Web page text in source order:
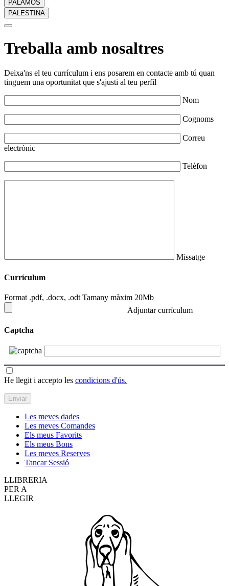
PALAMÓS
PALESTINA
Treballa amb nosaltres
Deixa'ns el teu currículum i ens posarem en contacte amb tú quan
tinguem una oportunitat que s'ajusti al teu perfil
Nom
Cognoms
Correu
electrònic
Telèfon
Missatge
Currículum
Format .pdf, .docx, .odt Tamany màxim 20Mb
Adjuntar currículum
Captcha
He llegit i accepto les condicions d'ús.
Les meves dades
Les meves Comandes
Els meus Favorits
Els meus Bons
Les meves Reserves
Tancar Sessió
LLIBRERIA
PER A
LLEGIR